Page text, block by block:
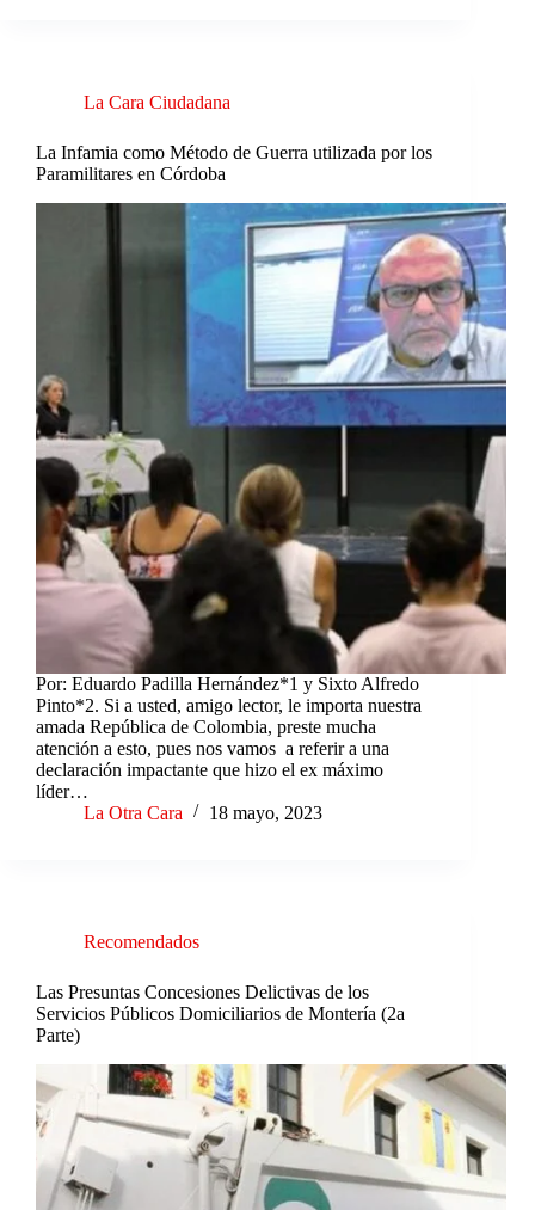
La Cara Ciudadana
La Infamia como Método de Guerra utilizada por los
Paramilitares en Córdoba
Por: Eduardo Padilla Hernández*1 y Sixto Alfredo
Pinto*2. Si a usted, amigo lector, le importa nuestra
amada República de Colombia, preste mucha
atención a esto, pues nos vamos a referir a una
declaración impactante que hizo el ex máximo
líder…
La Otra Cara
18 mayo, 2023
Recomendados
Las Presuntas Concesiones Delictivas de los
Servicios Públicos Domiciliarios de Montería (2a
Parte)